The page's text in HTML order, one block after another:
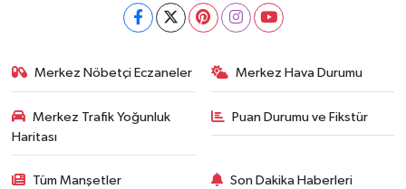
Merkez Nöbetçi Eczaneler Merkez Hava Durumu
Merkez Trafik Yoğunluk
Haritası
Puan Durumu ve Fikstür
Tüm Manşetler Son Dakika Haberleri